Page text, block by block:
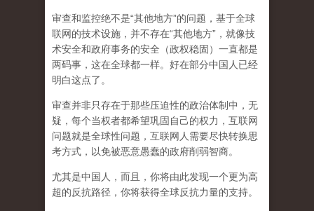
审查和监控绝不是“其他地方”的问题，基于全球
联网的技术设施，并不存在“其他地方”，就像技
术安全和政府事务的安全（政权稳固）一直都是
两码事，这在全球都一样。好在部分中国人已经
明白这点了。
审查并非只存在于那些压迫性的政治体制中，无
疑，每个当权者都希望巩固自己的权力，互联网
问题就是全球性问题，互联网人需要尽快转换思
考方式，以免被恶意愚蠢的政府削弱智商。
尤其是中国人，而且，你将由此发现一个更为高
超的反抗路径，你将获得全球反抗力量的支持。